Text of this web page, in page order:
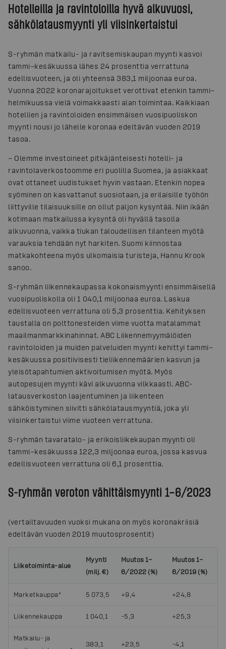
Hotelleilla ja ravintoloilla hyvä alkuvuosi,
sähkölatausmyynti yli viisinkertaistui
S-ryhmän matkailu- ja ravitsemiskaupan myynti kasvoi
tammi–kesäkuussa lähes 24 prosenttia verrattuna
edellisvuoteen, ja oli yhteensä 383,1 miljoonaa euroa.
Vuonna 2022 koronarajoitukset verottivat etenkin tammi–
helmikuussa vielä voimakkaasti alan toimintaa. Kaikkiaan
hotellien ja ravintoloiden ensimmäisen vuosipuoliskon
myynti nousi jo lähelle koronaa edeltävän vuoden 2019
tasoa.
– Olemme investoineet pitkäjänteisesti hotelli- ja
ravintolaverkostoomme eri puolilla Suomea, ja asiakkaat
ovat ottaneet uudistukset hyvin vastaan. Etenkin nopea
syöminen on kasvattanut suosiotaan, ja erilaisille työhön
liittyville tilaisuuksille on ollut paljon kysyntää. Niin ikään
kotimaan matkailussa kysyntä oli hyvällä tasolla
alkuvuonna, vaikka tiukan taloudellisen tilanteen myötä
varauksia tehdään nyt harkiten. Suomi kiinnostaa
matkakohteena myös ulkomaisia turisteja, Hannu Krook
sanoo.
S-ryhmän liikennekaupassa kokonaismyynti ensimmäisellä
vuosipuoliskolla oli 1 040,1 miljoonaa euroa. Laskua
edellisvuoteen verrattuna oli 5,3 prosenttia. Kehityksen
taustalla on polttonesteiden viime vuotta matalammat
maailmanmarkkinahinnat. ABC Liikennemyymälöiden
ravintoloiden ja muiden palveluiden myynti kehittyi tammi–
kesäkuussa positiivisesti tieliikennemäärien kasvun ja
yleisötapahtumien aktivoitumisen myötä. Myös
autopesujen myynti kävi alkuvuonna vilkkaasti. ABC-
latausverkoston laajentuminen ja liikenteen
sähköistyminen siivitti sähkölatausmyyntiä, joka yli
viisinkertaistui viime vuoteen verrattuna.
S-ryhmän tavaratalo- ja erikoisliikekaupan myynti oli
tammi–kesäkuussa 122,3 miljoonaa euroa, jossa kasvua
edellisvuoteen verrattuna oli 6,1 prosenttia.
S-ryhmän veroton vähittäismyynti 1–6/2023
(vertailtavuuden vuoksi mukana on myös koronakriisiä
edeltävän vuoden 2019 muutosprosentit)
Liiketoiminta-alue
Myynti
(milj. €)
Muutos 1–
6/2022 (%)
Muutos 1–
6/2019 (%)
Marketkauppa* 5 073,5 +9,4 +24,8
Liikennekauppa 1 040,1 -5,3 +25,3
Matkailu- ja
383,1 +23,5 -4,1